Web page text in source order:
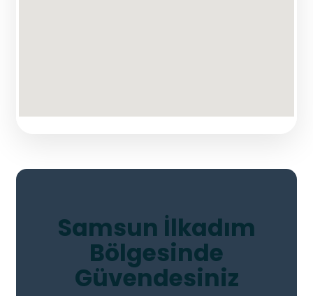
Samsun İlkadım
Bölgesinde
Güvendesiniz